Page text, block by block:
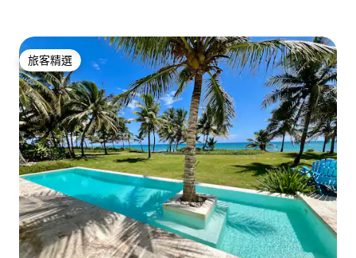
旅客精選
旅客精選